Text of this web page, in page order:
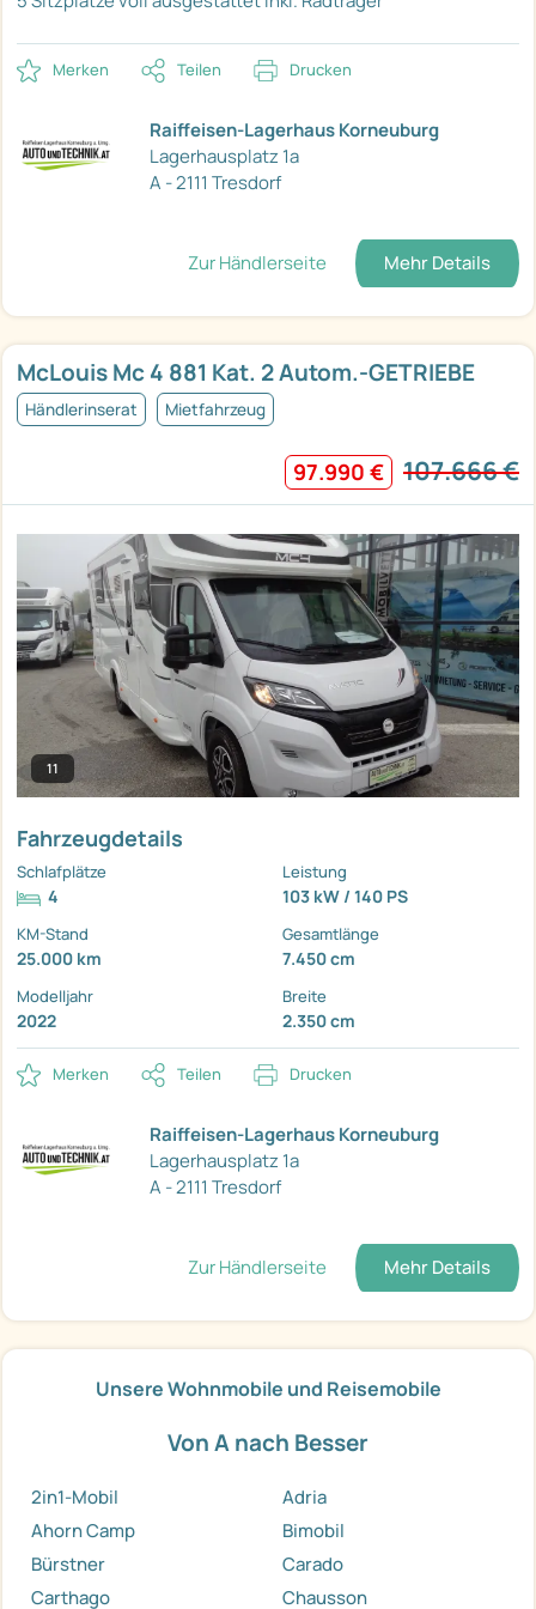
Merken Teilen Drucken
Raiffeisen-Lagerhaus Korneuburg
Lagerhausplatz 1a
A - 2111 Tresdorf
Zur Händlerseite Mehr Details
McLouis Mc 4 881 Kat. 2 Autom.-GETRIEBE
Händlerinserat Mietfahrzeug
97.990 € 107.666 €
11
Fahrzeugdetails
Schlafplätze
4
Leistung
103 kW / 140 PS
KM-Stand
25.000 km
Gesamtlänge
7.450 cm
Modelljahr
2022
Breite
2.350 cm
Merken Teilen Drucken
Raiffeisen-Lagerhaus Korneuburg
Lagerhausplatz 1a
A - 2111 Tresdorf
Zur Händlerseite Mehr Details
Unsere Wohnmobile und Reisemobile
Von A nach Besser
2in1-Mobil
Adria
Ahorn Camp
Bimobil
Bürstner
Carado
Carthago
Chausson